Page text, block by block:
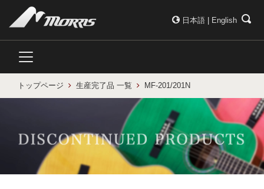
日本語 English
トップページ 生産完了品 一覧 MF-201/201N